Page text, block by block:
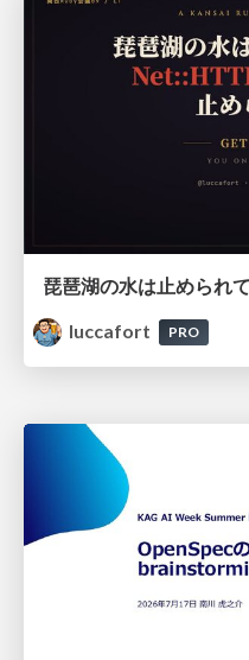
luccafort
PRO